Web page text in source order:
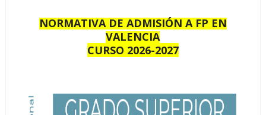
NORMATIVA DE ADMISIÓN A FP EN
VALENCIA
CURSO 2026-2027